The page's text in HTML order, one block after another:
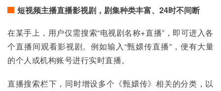
短视频主播直播影视剧，剧集种类丰富、24时不间断
在某手上，用户仅需搜索“电视剧名称+直播”，即可进入各
个直播间观看影视剧。例如输入“甄嬛传直播”，便有大量
的个人或机构账号进行实时直播。
直播搜索栏下，同时增设多个《甄嬛传》相关的分类，以